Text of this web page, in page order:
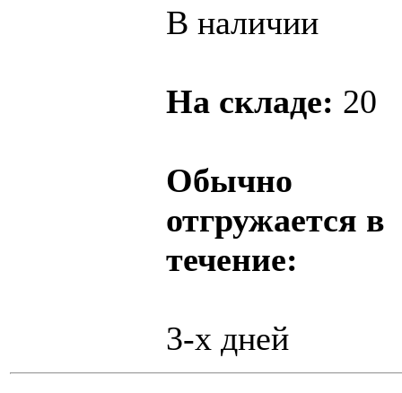
В наличии
На складе: 20
Обычно
отгружается в
течение:
3-х дней